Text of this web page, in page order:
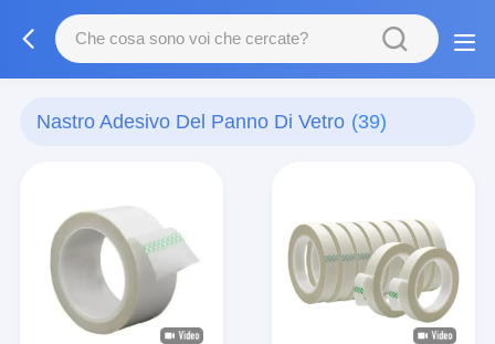
Nastro Adesivo Del Panno Di Vetro (39)